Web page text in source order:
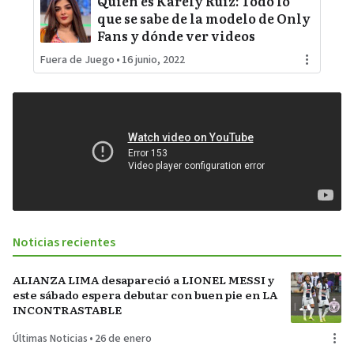
que se sabe de la modelo de Only
Fans y dónde ver videos
Fuera de Juego • 16 junio, 2022
Noticias recientes
ALIANZA LIMA desapareció a LIONEL MESSI y
este sábado espera debutar con buen pie en LA
INCONTRASTABLE
Últimas Noticias • 26 de enero